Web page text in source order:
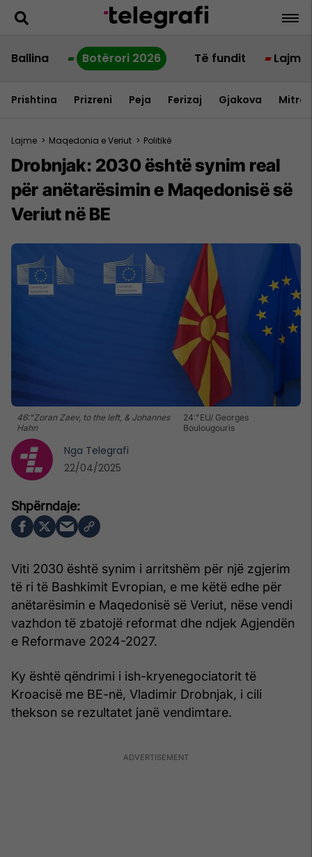
Ballina Botërori 2026 Të fundit Lajme
Prishtina Prizreni Peja Ferizaj Gjakova
Lajme > Maqedonia e Veriut > Politikë
Drobnjak: 2030 është synim real
për anëtarësimin e Maqedonisë së
Veriut në BE
46:"Zoran Zaev, to the left, & Johannes
Hahn
24:"EU/ Georges
Boulougouris
Viti 2030 është synim i arritshëm për një zgjerim
të ri të Bashkimit Evropian, e me këtë edhe për
anëtarësimin e Maqedonisë së Veriut, nëse vendi
vazhdon të zbatojë reformat dhe ndjek Agjendën
e Reformave 2024-2027.
Ky është qëndrimi i ish-kryenegociatorit të
Kroacisë me BE-në, Vladimir Drobnjak, i cili
thekson se rezultatet janë vendimtare.
Nga Telegrafi
22/04/2025